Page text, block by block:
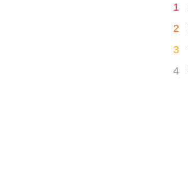
1
2
3
4